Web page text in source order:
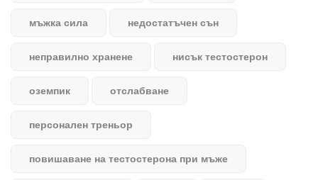
мъжка сила недостатъчен сън
неправилно хранене нисък тестостерон
оземпик отслабване
персонален треньор
повишаване на тестостерона при мъже